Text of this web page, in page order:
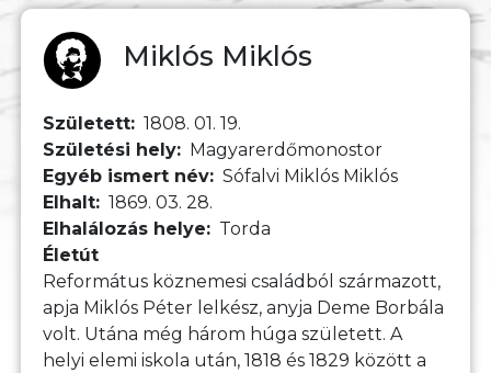
Miklós Miklós
Született
1808. 01. 19.
Születési hely
Magyarerdőmonostor
Egyéb ismert név
Sófalvi Miklós Miklós
Elhalt
1869. 03. 28.
Elhalálozás helye
Torda
Életút
Református köznemesi családból származott,
apja Miklós Péter lelkész, anyja Deme Borbála
volt. Utána még három húga született. A
helyi elemi iskola után, 1818 és 1829 között a